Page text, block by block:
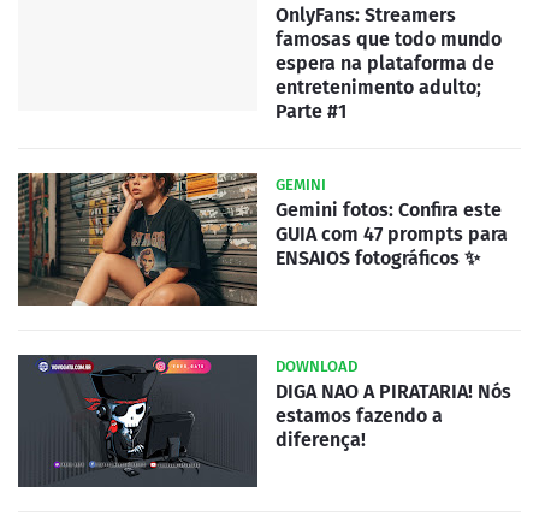
OnlyFans: Streamers
famosas que todo mundo
espera na plataforma de
entretenimento adulto;
Parte #1
GEMINI
Gemini fotos: Confira este
GUIA com 47 prompts para
ENSAIOS fotográficos ✨
DOWNLOAD
DIGA NAO A PIRATARIA! Nós
estamos fazendo a
diferença!